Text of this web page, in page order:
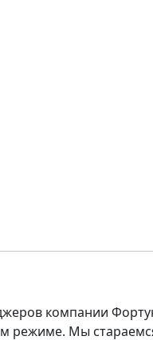
компании
режиме. Мы